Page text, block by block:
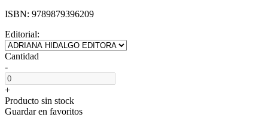
ISBN: 9789879396209
Editorial:
Cantidad
-
+
Producto sin stock
Guardar en favoritos